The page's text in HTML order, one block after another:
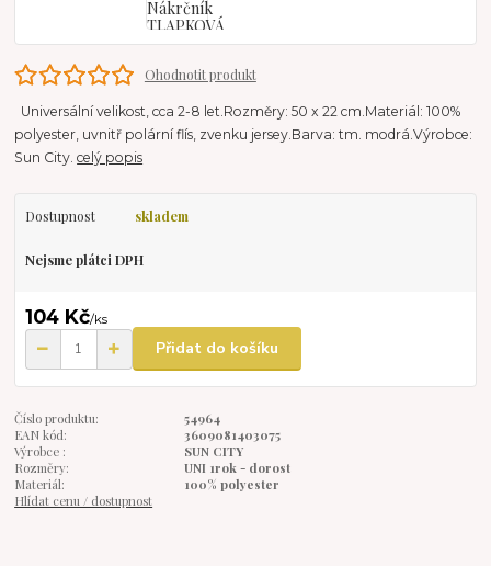
Ohodnotit produkt
Universální velikost, cca 2-8 let.Rozměry: 50 x 22 cm.Materiál: 100%
polyester, uvnitř polární flís, zvenku jersey.Barva: tm. modrá.Výrobce:
Sun City.celý popis
Dostupnost skladem
Nejsme plátci DPH
104 Kč/ks
Přidat do košíku
Číslo produktu:
54964
EAN kód:
3609081403075
Výrobce :
SUN CITY
Rozměry:
UNI 1rok - dorost
Materiál:
100% polyester
Hlídat cenu / dostupnost